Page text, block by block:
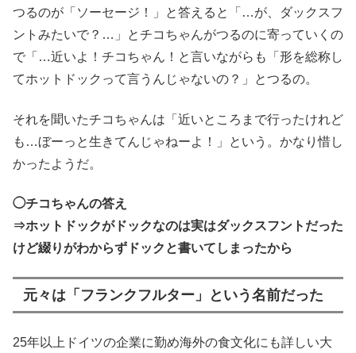
つるのが「ソーセージ！」と答えると「…が、ダックスフ
ントみたいで？…」とチコちゃんがつるのに寄っていくの
で「…近いよ！チコちゃん！と言いながらも「形を総称し
てホットドックって言うんじゃないの？」とつるの。
それを聞いたチコちゃんは「近いところまで行ったけれど
も…ぼーっと生きてんじゃねーよ！」という。かなり惜し
かったようだ。
◯チコちゃんの答え
⇒ホットドックがドックなのは実はダックスフントだった
けど綴りがわからずドックと書いてしまったから
元々は「フランクフルター」という名前だった
25年以上ドイツの企業に勤め海外の食文化にも詳しい大